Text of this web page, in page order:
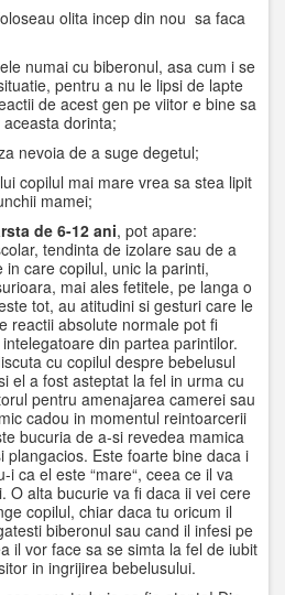
olita incep din nou sa faca
numai cu biberonul, asa cum i se
pentru a nu le lipsi de lapte
de acest gen pe viitor e bine sa
dorinta;
nevoia de a suge degetul;
copilul mai mare vrea sa stea lipit
mamei;
de 6-12 ani, pot apare:
tendinta de izolare sau de a
care copilul, unic la parinti,
mai ales fetitele, pe langa o
tot, au atitudini si gesturi care le
reactii absolute normale pot fi
din partea parintilor.
cu copilul despre bebelusul
el a fost asteptat la fel in urma cu
pentru amenajarea camerei sau
cadou in momentul reintoarcerii
bucuria de a-si revedea mamica
plangacios. Este foarte bine daca i
ca el este “mare“, ceea ce il va
O alta bucurie va fi daca ii vei cere
copilul, chiar daca tu oricum il
biberonul sau cand il infesi pe
il vor face sa se simta la fel de iubit
in ingrijirea bebelusului.